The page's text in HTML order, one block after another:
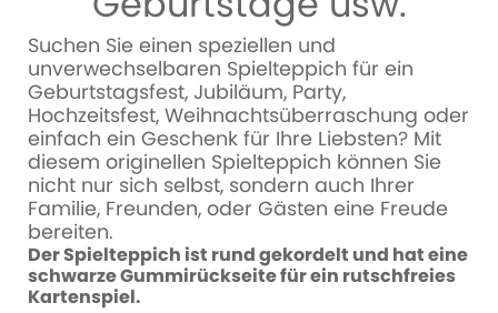
Suchen Sie einen speziellen und
unverwechselbaren Spielteppich für ein
Geburtstagsfest, Jubiläum, Party,
Hochzeitsfest, Weihnachtsüberraschung oder
einfach ein Geschenk für Ihre Liebsten? Mit
diesem originellen Spielteppich können Sie
nicht nur sich selbst, sondern auch Ihrer
Familie, Freunden, oder Gästen eine Freude
bereiten.
Der Spielteppich ist rund gekordelt und hat eine
schwarze Gummirückseite für ein rutschfreies
Kartenspiel.